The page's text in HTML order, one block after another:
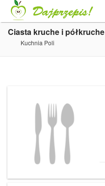
Ciasta kruche i półkruche
Kuchnia Poli